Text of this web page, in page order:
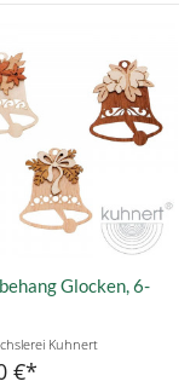
Glocken, 6-
Kuhnert
€